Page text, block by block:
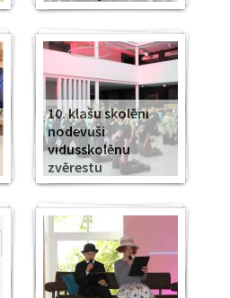
10. klašu skolēni
nodevuši
vidusskolēnu
zvērestu